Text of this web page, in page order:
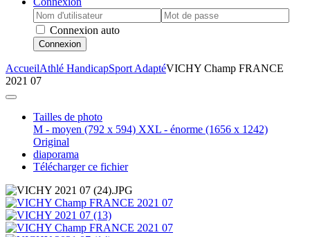
Connexion auto
Connexion
AccueilAthlé HandicapSport AdaptéVICHY Champ FRANCE
2021 07
Tailles de photo
M - moyen (792 x 594) XXL - énorme (1656 x 1242)
Original
diaporama
Télécharger ce fichier